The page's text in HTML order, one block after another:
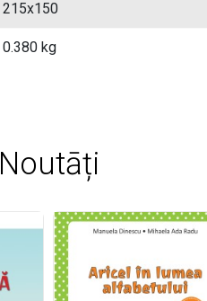
215x150
0.380 kg
Noutāți